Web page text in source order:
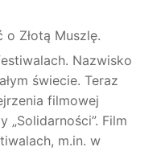
Złotą Muszlę.
Nazwisko
świecie. Teraz
filmowej
Film
m.in. w